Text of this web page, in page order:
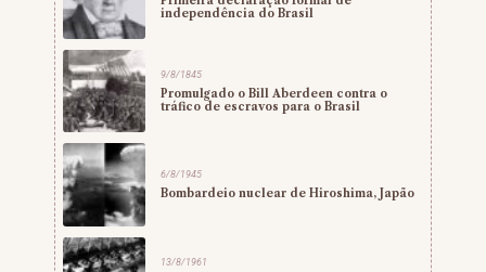
independência do Brasil
9/8/1845
Promulgado o Bill Aberdeen contra o
tráfico de escravos para o Brasil
6/8/1945
Bombardeio nuclear de Hiroshima, Japão
13/8/1961